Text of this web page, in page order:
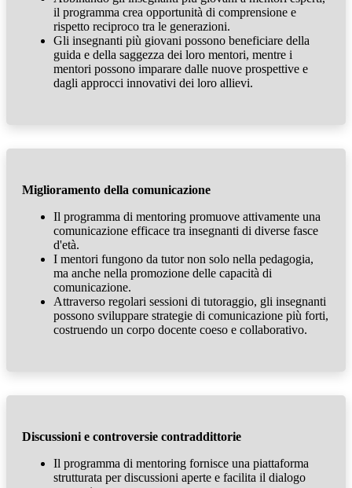
il programma crea opportunità di comprensione e
rispetto reciproco tra le generazioni.
Gli insegnanti più giovani possono beneficiare della
guida e della saggezza dei loro mentori, mentre i
mentori possono imparare dalle nuove prospettive e
dagli approcci innovativi dei loro allievi.
Miglioramento della comunicazione
Il programma di mentoring promuove attivamente una
comunicazione efficace tra insegnanti di diverse fasce
d'età.
I mentori fungono da tutor non solo nella pedagogia,
ma anche nella promozione delle capacità di
comunicazione.
Attraverso regolari sessioni di tutoraggio, gli insegnanti
possono sviluppare strategie di comunicazione più forti,
costruendo un corpo docente coeso e collaborativo.
Discussioni e controversie contraddittorie
Il programma di mentoring fornisce una piattaforma
strutturata per discussioni aperte e facilita il dialogo